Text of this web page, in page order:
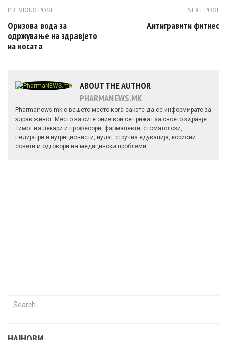
Post navigation
PREVIOUS POST
Оризова вода за
одржување на здравјето
на косата
NEXT POST
Антигравити фитнес
ABOUT THE AUTHOR
PHARMANEWS.MK
Pharmanews.mk е вашето место кога сакате да се информирате за
здрав живот. Место за сите оние кои се грижат за своето здравје.
Тимот на лекари и професори, фармацевти, стоматолози,
педијатри и нутриционисти, нудат стручна едукација, корисни
совети и одговори на медицински проблеми.
Search for: